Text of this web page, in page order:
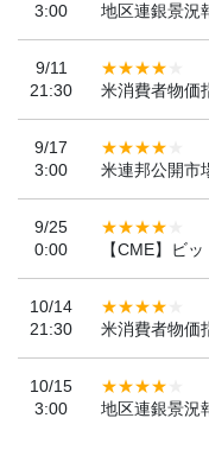
3:00
地区連銀景況
9/11
21:30
米消費者物価
9/17
3:00
米連邦公開市
9/25
0:00
【CME】ビ
10/14
21:30
米消費者物価
10/15
3:00
地区連銀景況